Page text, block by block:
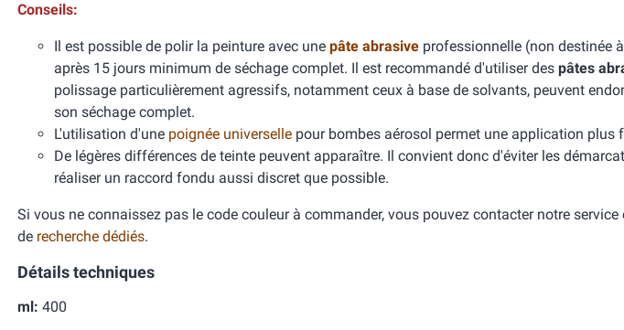
Conseils:
Il est possible de polir la peinture avec une pâte abrasive professionnelle (non destinée
après 15 jours minimum de séchage complet. Il est recommandé d'utiliser des pâtes
polissage particulièrement agressifs, notamment ceux à base de solvants, peuvent
son séchage complet.
L'utilisation d'une poignée universelle pour bombes aérosol permet une application plus
De légères différences de teinte peuvent apparaître. Il convient donc d'éviter les
réaliser un raccord fondu aussi discret que possible.
Si vous ne connaissez pas le code couleur à commander, vous pouvez contacter notre service
de recherche dédiés.
Détails techniques
ml: 400